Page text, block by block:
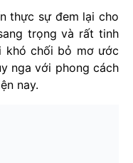
thực sự đem lại cho
trọng và rất tinh
khó chối bỏ mơ ước
nga với phong cách
nay.